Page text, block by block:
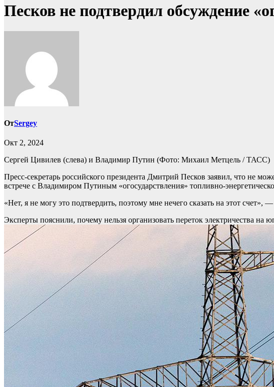
Песков не подтвердил обсуждение
ОтSergey
Окт 2, 2024
Сергей Цивилев (слева) и Владимир Путин (Фото: Михаил Метцель / ТАСС)
Пресс-секретарь российского президента Дмитрий Песков заявил, что не
встрече с Владимиром Путиным «огосударствления» топливно-
«Нет, я не могу это подтвердить, поэтому мне нечего сказать на этот
Эксперты пояснили, почему нельзя организовать переток электричества на